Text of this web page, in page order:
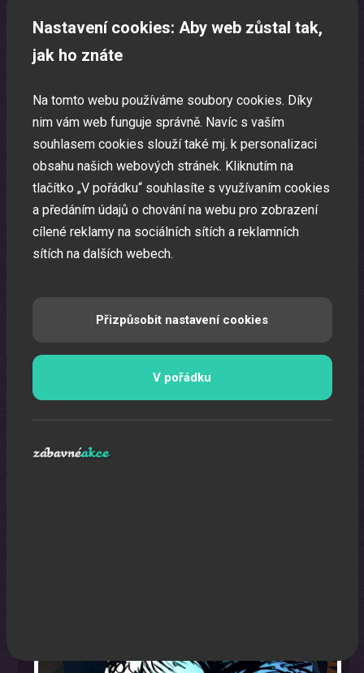
Laser show
Pomocí laserů Vám vytvoříme exkluzivní laser show.
Nastavení cookies: Aby web zůstal tak,
jak ho znáte
Na tomto webu používáme soubory cookies. Díky
nim vám web funguje správně. Navíc s vaším
souhlasem cookies slouží také mj. k personalizaci
obsahu našich webových stránek. Kliknutím na
tlačítko „V pořádku“ souhlasíte s využívaním cookies
a předáním údajů o chování na webu pro zobrazení
cílené reklamy na sociálních sítích a reklamních
sítích na dalších webech.
Přizpůsobit nastavení cookies
V pořádku